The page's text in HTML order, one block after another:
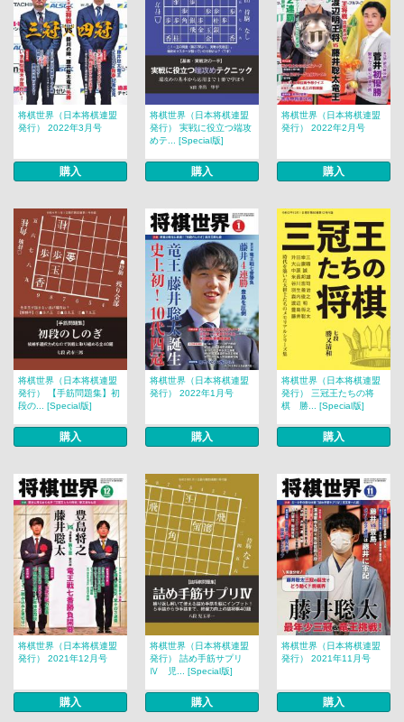
将棋世界（日本将棋連盟
発行） 2022年3月号
購入
将棋世界（日本将棋連盟
発行） 実戦に役立つ端攻
めテ... [Special版]
購入
将棋世界（日本将棋連盟
発行） 2022年2月号
購入
将棋世界（日本将棋連盟
発行） 【手筋問題集】初
段の... [Special版]
購入
将棋世界（日本将棋連盟
発行） 2022年1月号
購入
将棋世界（日本将棋連盟
発行） 三冠王たちの将
棋 勝... [Special版]
購入
将棋世界（日本将棋連盟
発行） 2021年12月号
購入
将棋世界（日本将棋連盟
発行） 詰め手筋サプリ
Ⅳ 児... [Special版]
購入
将棋世界（日本将棋連盟
発行） 2021年11月号
購入